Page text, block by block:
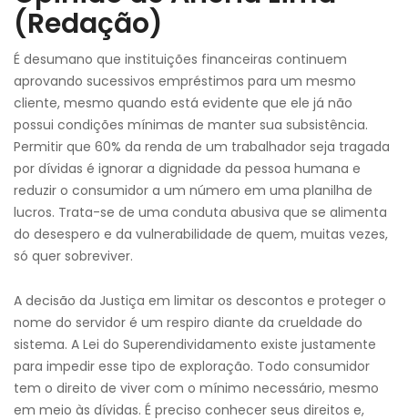
(Redação)
É desumano que instituições financeiras continuem
aprovando sucessivos empréstimos para um mesmo
cliente, mesmo quando está evidente que ele já não
possui condições mínimas de manter sua subsistência.
Permitir que 60% da renda de um trabalhador seja tragada
por dívidas é ignorar a dignidade da pessoa humana e
reduzir o consumidor a um número em uma planilha de
lucros. Trata-se de uma conduta abusiva que se alimenta
do desespero e da vulnerabilidade de quem, muitas vezes,
só quer sobreviver.
A decisão da Justiça em limitar os descontos e proteger o
nome do servidor é um respiro diante da crueldade do
sistema. A Lei do Superendividamento existe justamente
para impedir esse tipo de exploração. Todo consumidor
tem o direito de viver com o mínimo necessário, mesmo
em meio às dívidas. É preciso conhecer seus direitos e,